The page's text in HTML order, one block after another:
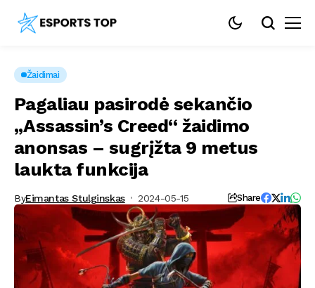
Žaidimai
Pagaliau pasirodė sekančio
„Assassin’s Creed“ žaidimo
anonsas – sugrįžta 9 metus
laukta funkcija
ByEimantas Stulginskas 2024-05-15 Share